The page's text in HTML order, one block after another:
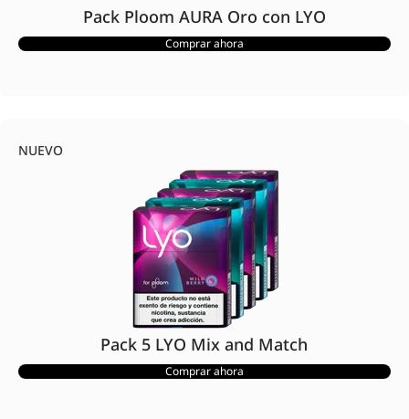
Pack Ploom AURA Oro con LYO
Comprar ahora
NUEVO
Pack 5 LYO Mix and Match
Comprar ahora